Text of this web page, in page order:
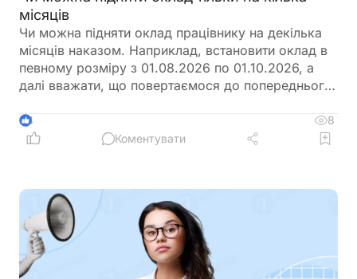
місяців
Чи можна підняти оклад працівнику на декілька
місяців наказом. Наприклад, встановити оклад в
певному розміру з 01.08.2026 по 01.10.2026, а
далі вважати, що повертаємося до попереднього
4
8
Коментувати